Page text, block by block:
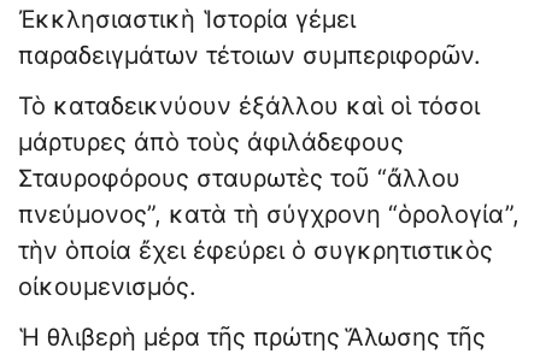
Ἐκκλησιαστικὴ Ἱστορία γέμει
παραδειγμάτων τέτοιων συμπεριφορῶν.
Τὸ καταδεικνύουν ἐξάλλου καὶ οἱ τόσοι
μάρτυρες ἀπὸ τοὺς ἀφιλάδεφους
Σταυροφόρους σταυρωτὲς τοῦ “ἄλλου
πνεύμονος”, κατὰ τὴ σύγχρονη “ὁρολογία”,
τὴν ὁποία ἔχει ἐφεύρει ὁ συγκρητιστικὸς
οἰκουμενισμός.
Ἡ θλιβερὴ μέρα τῆς πρώτης Ἅλωσης τῆς